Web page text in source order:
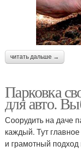
читать дальше →
Парковка
для авто.
Соорудить на даче
каждый. Тут
и грамотный подход